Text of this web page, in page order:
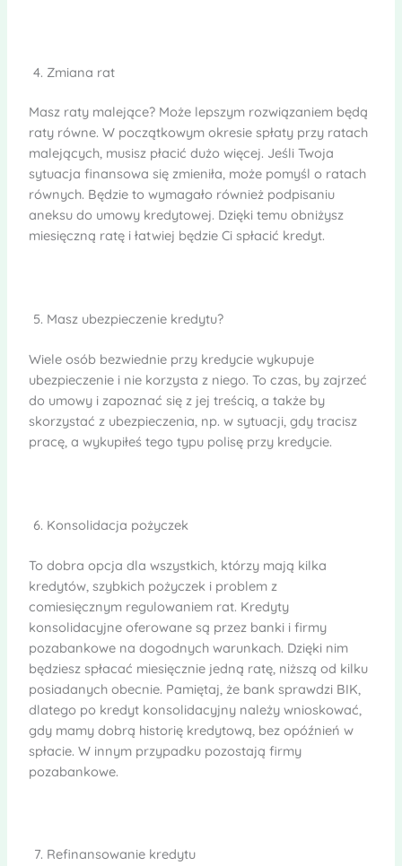
Zmiana rat
Masz raty malejące? Może lepszym rozwiązaniem będą
raty równe. W początkowym okresie spłaty przy ratach
malejących, musisz płacić dużo więcej. Jeśli Twoja
sytuacja finansowa się zmieniła, może pomyśl o ratach
równych. Będzie to wymagało również podpisaniu
aneksu do umowy kredytowej. Dzięki temu obniżysz
miesięczną ratę i łatwiej będzie Ci spłacić kredyt.
Masz ubezpieczenie kredytu?
Wiele osób bezwiednie przy kredycie wykupuje
ubezpieczenie i nie korzysta z niego. To czas, by zajrzeć
do umowy i zapoznać się z jej treścią, a także by
skorzystać z ubezpieczenia, np. w sytuacji, gdy tracisz
pracę, a wykupiłeś tego typu polisę przy kredycie.
Konsolidacja pożyczek
To dobra opcja dla wszystkich, którzy mają kilka
kredytów, szybkich pożyczek i problem z
comiesięcznym regulowaniem rat. Kredyty
konsolidacyjne oferowane są przez banki i firmy
pozabankowe na dogodnych warunkach. Dzięki nim
będziesz spłacać miesięcznie jedną ratę, niższą od kilku
posiadanych obecnie. Pamiętaj, że bank sprawdzi BIK,
dlatego po kredyt konsolidacyjny należy wnioskować,
gdy mamy dobrą historię kredytową, bez opóźnień w
spłacie. W innym przypadku pozostają firmy
pozabankowe.
Refinansowanie kredytu